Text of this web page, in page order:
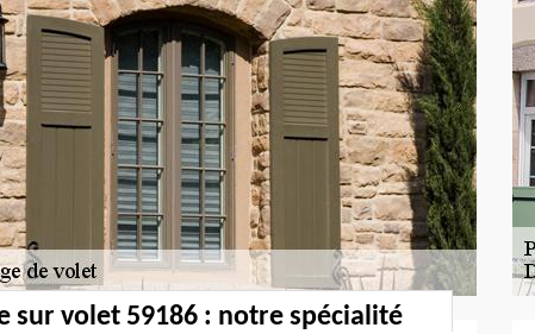
sur volet 59186 : notre spécialité